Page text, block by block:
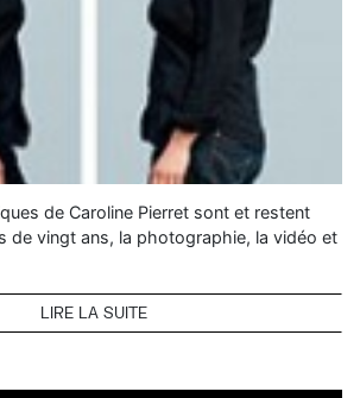
de Caroline Pierret sont et restent
de vingt ans, la photographie, la vidéo et
LIRE LA SUITE